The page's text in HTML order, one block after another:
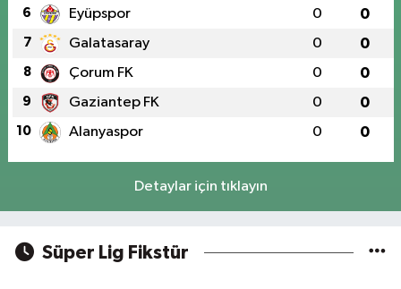
6 Eyüpspor 0 0
7 Galatasaray 0 0
8 Çorum FK 0 0
9 Gaziantep FK 0 0
10 Alanyaspor 0 0
Detaylar için tıklayın
Süper Lig Fikstür